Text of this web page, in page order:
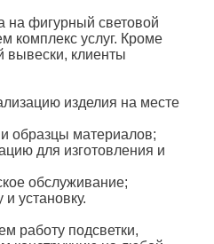
на фигурный световой
комплекс услуг. Кроме
вывески, клиенты
изделия на месте
образцы материалов;
для изготовления и
обслуживание;
установку.
работу подсветки,